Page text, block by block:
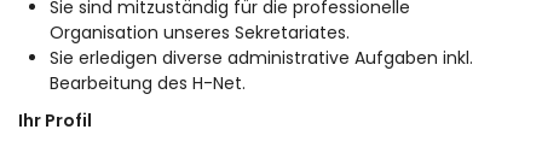
Sie sind mitzuständig für die professionelle
Organisation unseres Sekretariates.
Sie erledigen diverse administrative Aufgaben inkl.
Bearbeitung des H-Net.
Ihr Profil